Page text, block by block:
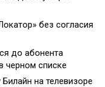
без согласия
до абонента
черном списке
на телевизоре